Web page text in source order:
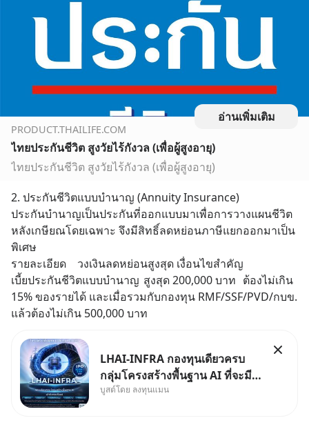
อ่านเพิ่มเติม
PRODUCT.THAILIFE.COM
ไทยประกันชีวิต สูงวัยไร้กังวล (เพื่อผู้สูงอายุ)
ไทยประกันชีวิต สูงวัยไร้กังวล (เพื่อผู้สูงอายุ)
2. ประกันชีวิตแบบบำนาญ (Annuity Insurance)
ประกันบำนาญเป็นประกันที่ออกแบบมาเพื่อการวางแผนชีวิต
หลังเกษียณโดยเฉพาะ จึงมีสิทธิ์ลดหย่อนภาษีแยกออกมาเป็น
พิเศษ
รายละเอียด	วงเงินลดหย่อนสูงสุด	เงื่อนไขสำคัญ
เบี้ยประกันชีวิตแบบบำนาญ	สูงสุด 200,000 บาท	ต้องไม่เกิน
15% ของรายได้ และเมื่อรวมกับกองทุน RMF/SSF/PVD/กบข.
แล้วต้องไม่เกิน 500,000 บาท
LHAI-INFRA กองทุนเดียวครบ
กลุ่มโครงสร้างพื้นฐาน AI ที่จะมี
งบลงทุนครั้งใหญ่ในประวัติศาสตร์
บูสต์โดย ลงทุนแมน